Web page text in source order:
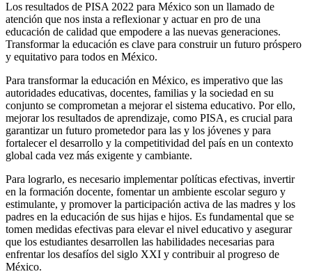
Los resultados de PISA 2022 para México son un llamado de
atención que nos insta a reflexionar y actuar en pro de una
educación de calidad que empodere a las nuevas generaciones.
Transformar la educación es clave para construir un futuro próspero
y equitativo para todos en México.
Para transformar la educación en México, es imperativo que las
autoridades educativas, docentes, familias y la sociedad en su
conjunto se comprometan a mejorar el sistema educativo. Por ello,
mejorar los resultados de aprendizaje, como PISA, es crucial para
garantizar un futuro prometedor para las y los jóvenes y para
fortalecer el desarrollo y la competitividad del país en un contexto
global cada vez más exigente y cambiante.
Para lograrlo, es necesario implementar políticas efectivas, invertir
en la formación docente, fomentar un ambiente escolar seguro y
estimulante, y promover la participación activa de las madres y los
padres en la educación de sus hijas e hijos. Es fundamental que se
tomen medidas efectivas para elevar el nivel educativo y asegurar
que los estudiantes desarrollen las habilidades necesarias para
enfrentar los desafíos del siglo XXI y contribuir al progreso de
México.